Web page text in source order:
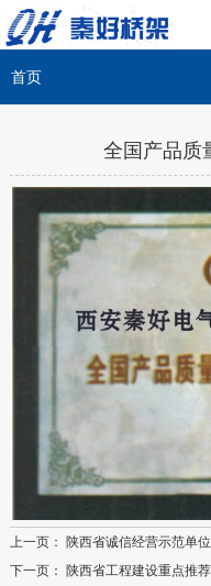
首页
全国产品质
上一页： 陕西省诚信经营示范单位
下一页： 陕西省工程建设重点推